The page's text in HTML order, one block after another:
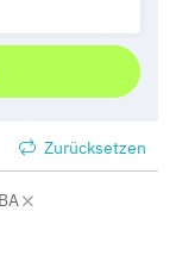
Zurücksetzen